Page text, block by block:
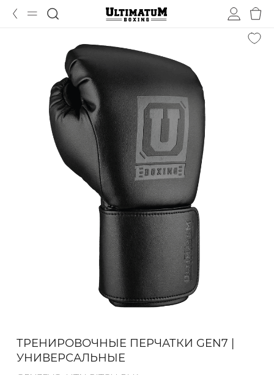
ТРЕНИРОВОЧНЫЕ ПЕРЧАТКИ GEN7 |
УНИВЕРСАЛЬНЫЕ